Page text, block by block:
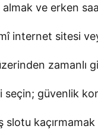
ve erken
internet sitesi
zamanlı
seçin; güvenlik
slotu kaçırmamak